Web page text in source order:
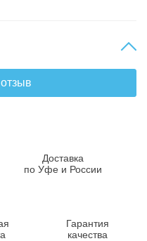
Доставка
по Уфе и России
Гарантия
качества